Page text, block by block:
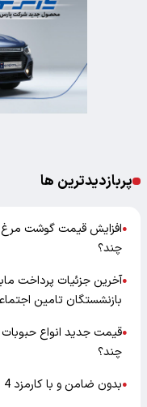
پربازدیدترین ها
●افزایش قیمت گوشت
چند؟
●آخرین جزئیات پرداخت
بازنشستگان تامین
●قیمت جدید انواع حبوبات
چند؟
●بدون ضامن و با کارمزد 4 درصد وام 50 میلیونی بگیرید